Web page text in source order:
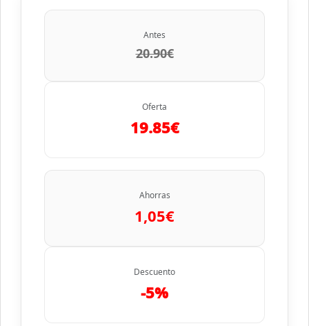
Antes
20.90€
Oferta
19.85€
Ahorras
1,05€
Descuento
-5%